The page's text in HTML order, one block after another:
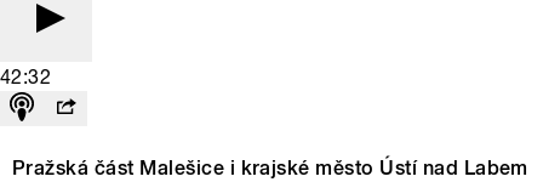
42:32
Pražská část Malešice i krajské město Ústí nad Labem